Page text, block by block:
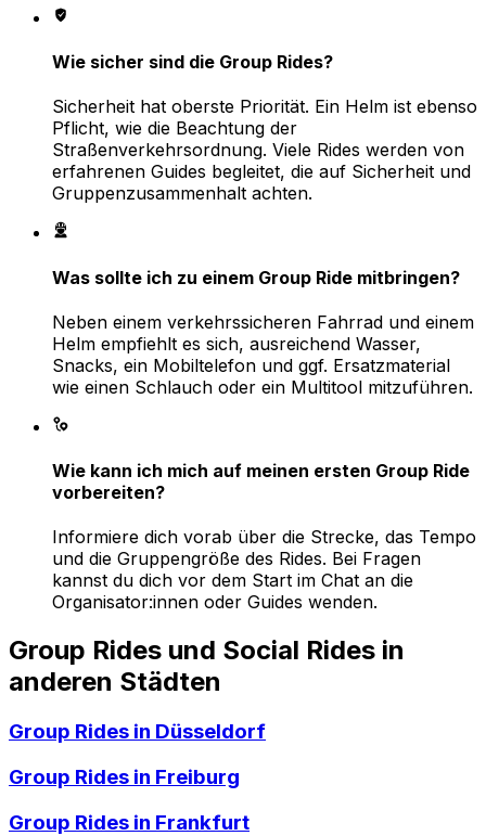
Wie sicher sind die Group Rides?
Sicherheit hat oberste Priorität. Ein Helm ist ebenso
Pflicht, wie die Beachtung der
Straßenverkehrsordnung. Viele Rides werden von
erfahrenen Guides begleitet, die auf Sicherheit und
Gruppenzusammenhalt achten.
Was sollte ich zu einem Group Ride mitbringen?
Neben einem verkehrssicheren Fahrrad und einem
Helm empfiehlt es sich, ausreichend Wasser,
Snacks, ein Mobiltelefon und ggf. Ersatzmaterial
wie einen Schlauch oder ein Multitool mitzuführen.
Wie kann ich mich auf meinen ersten Group Ride
vorbereiten?
Informiere dich vorab über die Strecke, das Tempo
und die Gruppengröße des Rides. Bei Fragen
kannst du dich vor dem Start im Chat an die
Organisator:innen oder Guides wenden.
Group Rides und Social Rides in
anderen Städten
Group Rides in Düsseldorf
Group Rides in Freiburg
Group Rides in Frankfurt